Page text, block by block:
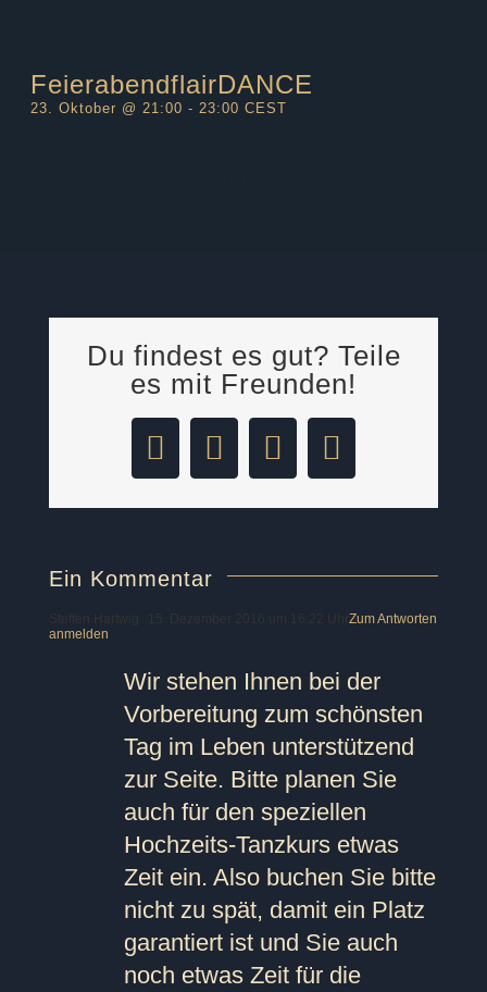
FeierabendflairDANCE
23. Oktober @ 21:00 - 23:00 CEST
Du findest es gut? Teile
es mit Freunden!
Facebook
LinkedIn
Pinterest
E-
Ein Kommentar
Steffen Hartwig 15. Dezember 2016 um 16:22 Uhr Zum Antworten
anmelden
Wir stehen Ihnen bei der
Vorbereitung zum schönsten
Tag im Leben unterstützend
zur Seite. Bitte planen Sie
auch für den speziellen
Hochzeits-Tanzkurs etwas
Zeit ein. Also buchen Sie bitte
nicht zu spät, damit ein Platz
garantiert ist und Sie auch
noch etwas Zeit für die